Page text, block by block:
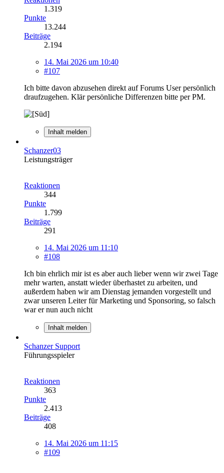
1.319
Punkte
13.244
Beiträge
2.194
14. Mai 2026 um 10:40
#107
Ich bitte davon abzusehen direkt auf Forums User persönlich
draufzugehen. Klär persönliche Differenzen bitte per PM.
Inhalt melden
Schanzer03
Leistungsträger
Reaktionen
344
Punkte
1.799
Beiträge
291
14. Mai 2026 um 11:10
#108
Ich bin ehrlich mir ist es aber auch lieber wenn wir zwei Tage
mehr warten, anstatt wieder überhastet zu arbeiten, und
außerdem haben wir am Dienstag jemanden vorgestellt und
zwar unseren Leiter für Marketing und Sponsoring, so falsch
war er nun auch nicht
Inhalt melden
Schanzer Support
Führungsspieler
Reaktionen
363
Punkte
2.413
Beiträge
408
14. Mai 2026 um 11:15
#109